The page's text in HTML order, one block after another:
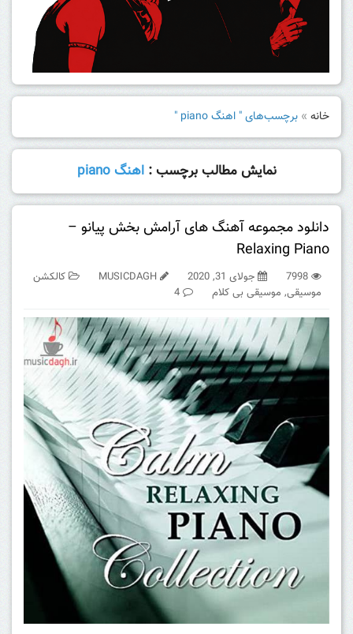
خانه » برچسب‌های " اهنگ piano "
نمایش مطالب برچسب :اهنگ piano
دانلود مجموعه آهنگ های آرامش بخش پیانو –
Relaxing Piano
7998 جولای 31, 2020 MUSICDAGH
کالکشن
موسیقی, موسیقی بی کلام 4